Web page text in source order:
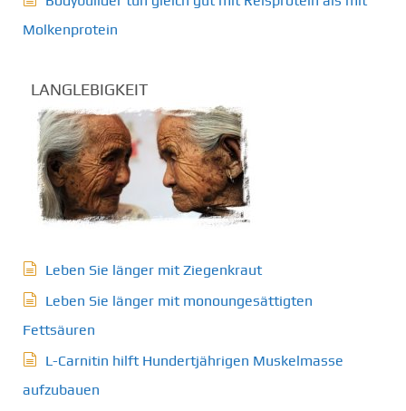
Molkenprotein
LANGLEBIGKEIT
Leben Sie länger mit Ziegenkraut
Leben Sie länger mit monoungesättigten
Fettsäuren
L-Carnitin hilft Hundertjährigen Muskelmasse
aufzubauen